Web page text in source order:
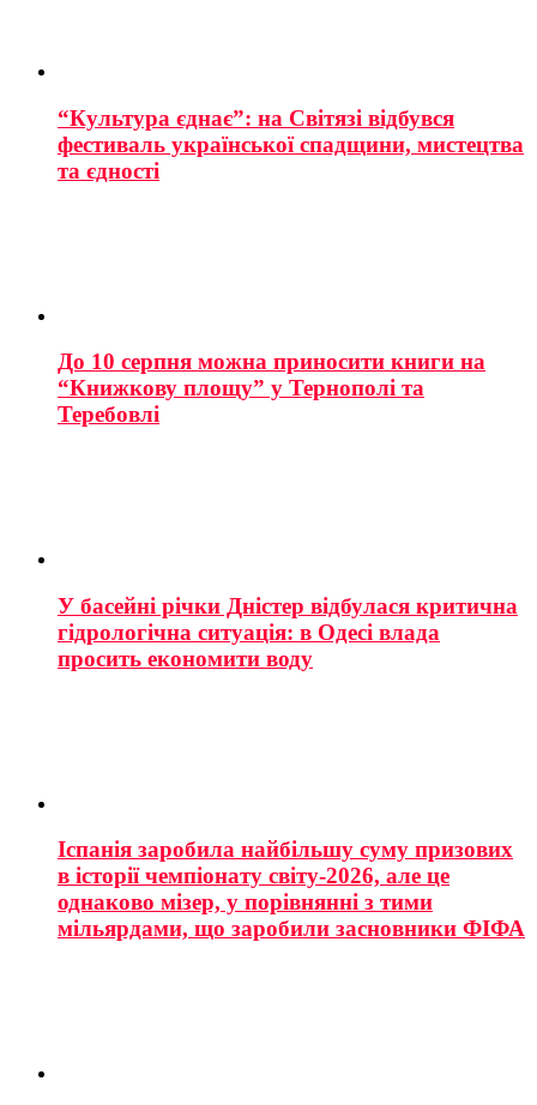
“Культура єднає”: на Світязі відбувся
фестиваль української спадщини, мистецтва
та єдності
До 10 серпня можна приносити книги на
“Книжкову площу” у Тернополі та
Теребовлі
У басейні річки Дністер відбулася критична
гідрологічна ситуація: в Одесі влада
просить економити воду
Іспанія заробила найбільшу суму призових
в історії чемпіонату світу-2026, але це
однаково мізер, у порівнянні з тими
мільярдами, що заробили засновники ФІФА